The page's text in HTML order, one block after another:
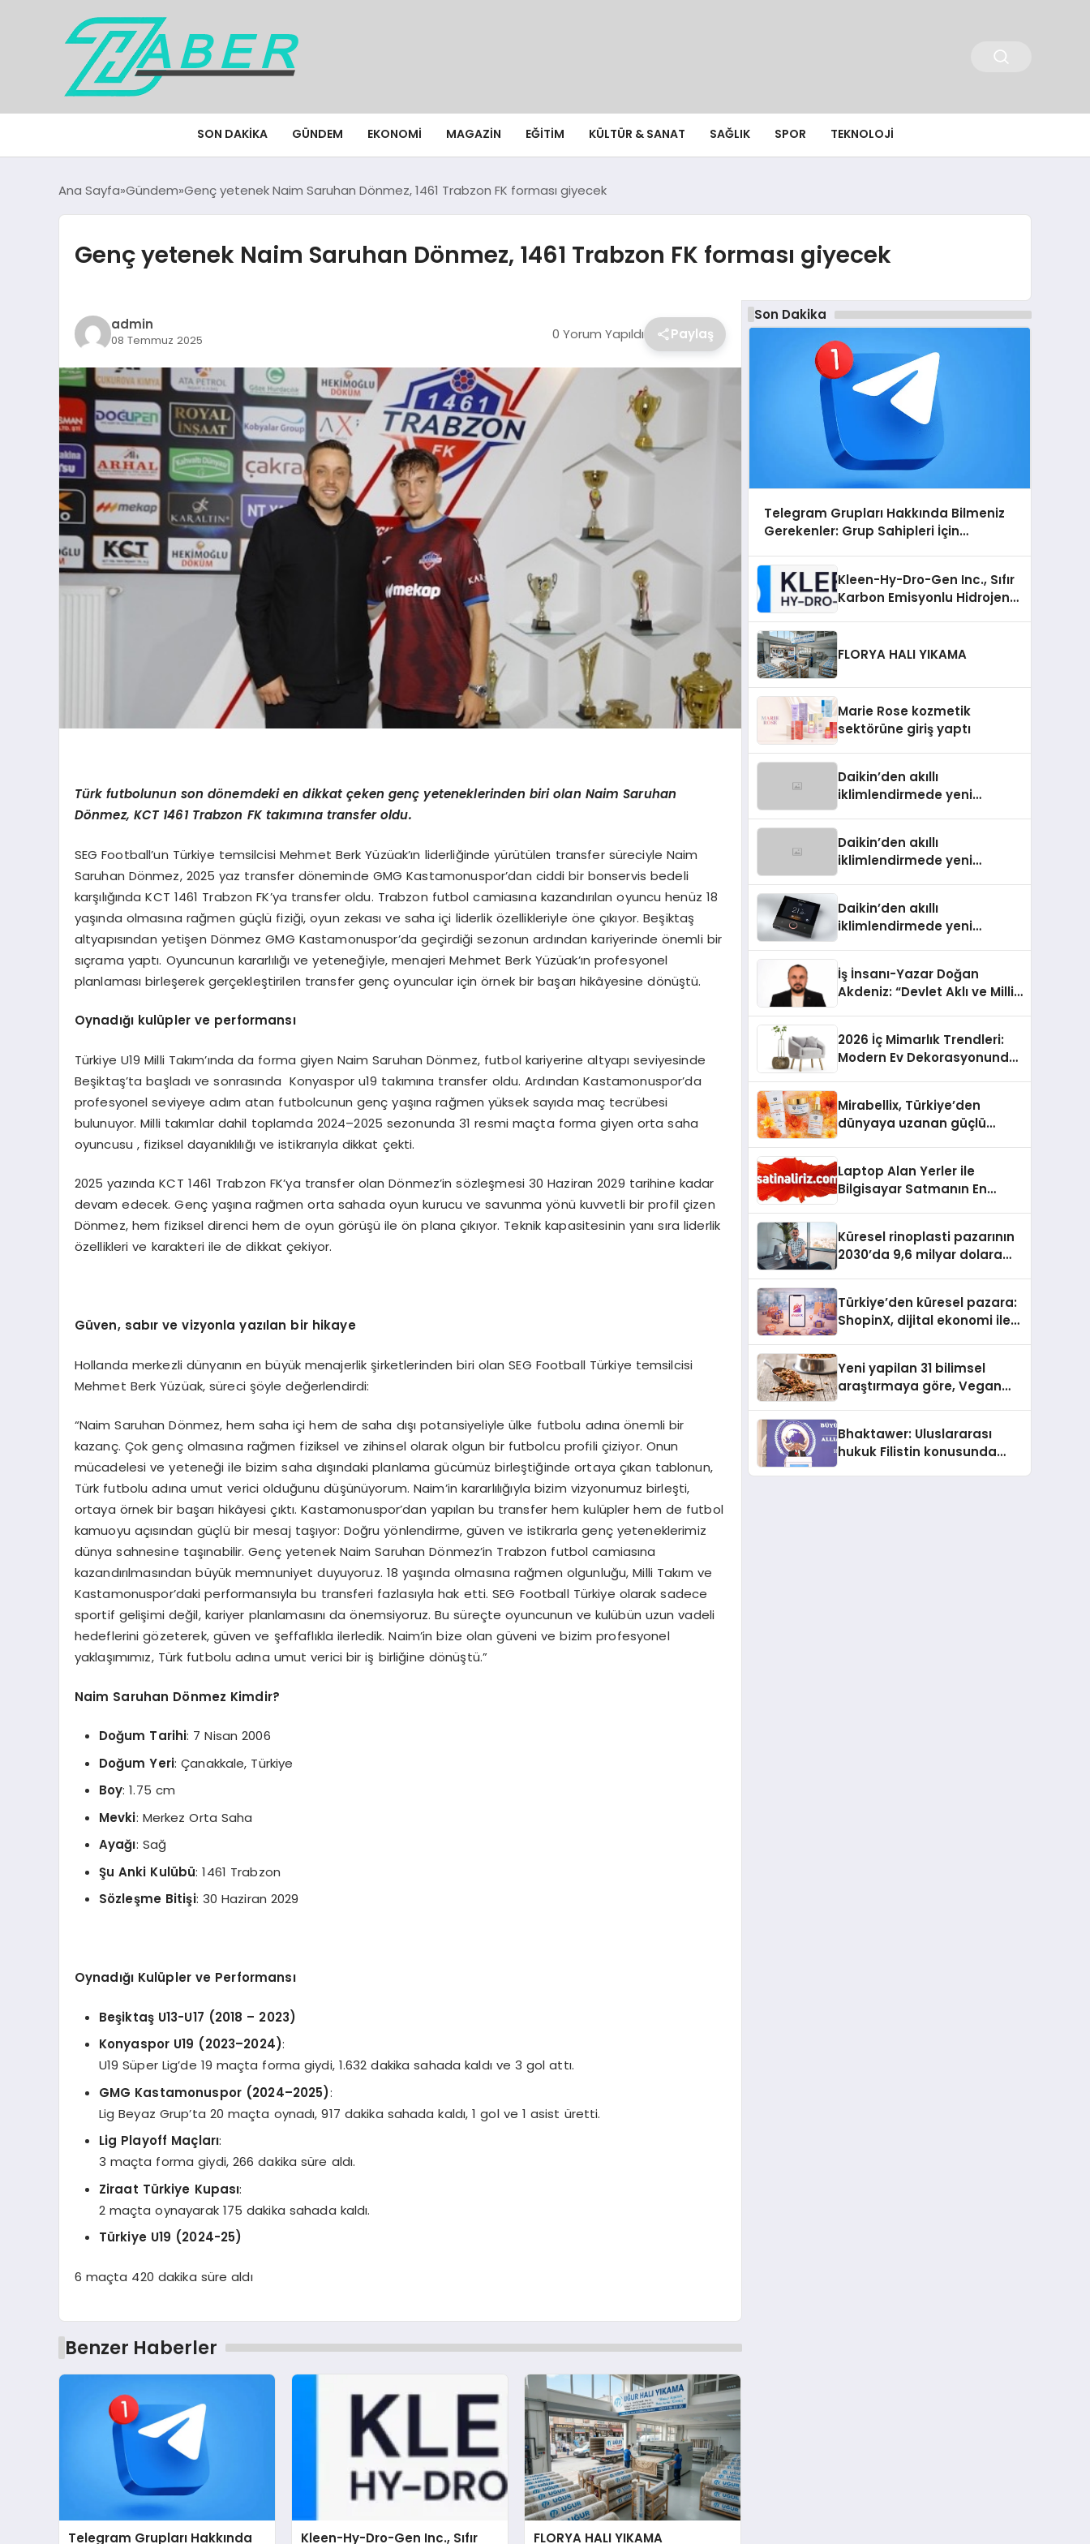
SON DAKIKA GÜNDEM EKONOMI MAGAZIN EĞITIM KÜLTÜR & SANAT SAĞLIK SPOR TEKNOLOJI
Ana Sayfa Gündem Genç yetenek Naim Saruhan Dönmez, 1461 Trabzon FK forması giyecek
Genç yetenek Naim Saruhan Dönmez, 1461 Trabzon FK forması giyecek
admin
08 Temmuz 2025 0 Yorum Yapıldı Paylaş
Türk futbolunun son dönemdeki en dikkat çeken genç yeteneklerinden biri olan Naim Saruhan
Dönmez, KCT 1461 Trabzon FK takımına transfer oldu.
SEG Football’un Türkiye temsilcisi Mehmet Berk Yüzüak’ın liderliğinde yürütülen transfer süreciyle Naim
Saruhan Dönmez, 2025 yaz transfer döneminde GMG Kastamonuspor’dan ciddi bir bonservis bedeli
karşılığında KCT 1461 Trabzon FK’ya transfer oldu. Trabzon futbol camiasına kazandırılan oyuncu henüz 18
yaşında olmasına rağmen güçlü fiziği, oyun zekası ve saha içi liderlik özellikleriyle öne çıkıyor. Beşiktaş
altyapısından yetişen Dönmez GMG Kastamonuspor’da geçirdiği sezonun ardından kariyerinde önemli bir
sıçrama yaptı. Oyuncunun kararlılığı ve yeteneğiyle, menajeri Mehmet Berk Yüzüak’ın profesyonel
planlaması birleşerek gerçekleştirilen transfer genç oyuncular için örnek bir başarı hikâyesine dönüştü.
Oynadığı kulüpler ve performansı
Türkiye U19 Milli Takım’ında da forma giyen Naim Saruhan Dönmez, futbol kariyerine altyapı seviyesinde
Beşiktaş’ta başladı ve sonrasında Konyaspor u19 takımına transfer oldu. Ardından Kastamonuspor’da
profesyonel seviyeye adım atan futbolcunun genç yaşına rağmen yüksek sayıda maç tecrübesi
bulunuyor. Milli takımlar dahil toplamda 2024–2025 sezonunda 31 resmi maçta forma giyen orta saha
oyuncusu , fiziksel dayanıklılığı ve istikrarıyla dikkat çekti.
2025 yazında KCT 1461 Trabzon FK’ya transfer olan Dönmez’in sözleşmesi 30 Haziran 2029 tarihine kadar
devam edecek. Genç yaşına rağmen orta sahada oyun kurucu ve savunma yönü kuvvetli bir profil çizen
Dönmez, hem fiziksel direnci hem de oyun görüşü ile ön plana çıkıyor. Teknik kapasitesinin yanı sıra liderlik
özellikleri ve karakteri ile de dikkat çekiyor.
Güven, sabır ve vizyonla yazılan bir hikaye
Hollanda merkezli dünyanın en büyük menajerlik şirketlerinden biri olan SEG Football Türkiye temsilcisi
Mehmet Berk Yüzüak, süreci şöyle değerlendirdi:
“Naim Saruhan Dönmez, hem saha içi hem de saha dışı potansiyeliyle ülke futbolu adına önemli bir
kazanç. Çok genç olmasına rağmen fiziksel ve zihinsel olarak olgun bir futbolcu profili çiziyor. Onun
mücadelesi ve yeteneği ile bizim saha dışındaki planlama gücümüz birleştiğinde ortaya çıkan tablonun,
Türk futbolu adına umut verici olduğunu düşünüyorum. Naim’in kararlılığıyla bizim vizyonumuz birleşti,
ortaya örnek bir başarı hikâyesi çıktı. Kastamonuspor’dan yapılan bu transfer hem kulüpler hem de futbol
kamuoyu açısından güçlü bir mesaj taşıyor: Doğru yönlendirme, güven ve istikrarla genç yeteneklerimiz
dünya sahnesine taşınabilir. Genç yetenek Naim Saruhan Dönmez’in Trabzon futbol camiasına
kazandırılmasından büyük memnuniyet duyuyoruz. 18 yaşında olmasına rağmen olgunluğu, Milli Takım ve
Kastamonuspor’daki performansıyla bu transferi fazlasıyla hak etti. SEG Football Türkiye olarak sadece
sportif gelişimi değil, kariyer planlamasını da önemsiyoruz. Bu süreçte oyuncunun ve kulübün uzun vadeli
hedeflerini gözeterek, güven ve şeffaflıkla ilerledik. Naim’in bize olan güveni ve bizim profesyonel
yaklaşımımız, Türk futbolu adına umut verici bir iş birliğine dönüştü.”
Naim Saruhan Dönmez Kimdir?
Doğum Tarihi: 7 Nisan 2006
Doğum Yeri: Çanakkale, Türkiye
Boy: 1.75 cm
Mevki: Merkez Orta Saha
Ayağı: Sağ
Şu Anki Kulübü: 1461 Trabzon
Sözleşme Bitişi: 30 Haziran 2029
Oynadığı Kulüpler ve Performansı
Beşiktaş U13-U17 (2018 – 2023)
Konyaspor U19 (2023–2024):
U19 Süper Lig’de 19 maçta forma giydi, 1.632 dakika sahada kaldı ve 3 gol attı.
GMG Kastamonuspor (2024–2025):
Lig Beyaz Grup’ta 20 maçta oynadı, 917 dakika sahada kaldı, 1 gol ve 1 asist üretti.
Lig Playoff Maçları:
3 maçta forma giydi, 266 dakika süre aldı.
Ziraat Türkiye Kupası:
2 maçta oynayarak 175 dakika sahada kaldı.
Türkiye U19 (2024-25)
6 maçta 420 dakika süre aldı
Benzer Haberler
Telegram Grupları Hakkında
Kleen-Hy-Dro-Gen Inc., Sıfır
FLORYA HALI YIKAMA
Son Dakika
Telegram Grupları Hakkında Bilmeniz
Gerekenler: Grup Sahipleri İçin
Kleen-Hy-Dro-Gen Inc., Sıfır
Karbon Emisyonlu Hidrojen
Aldı
FLORYA HALI YIKAMA
Marie Rose kozmetik
sektörüne giriş yaptı
Daikin’den akıllı
iklimlendirmede yeni
Daikin’den akıllı
iklimlendirmede yeni
Daikin’den akıllı
iklimlendirmede yeni
İş İnsanı-Yazar Doğan
Akdeniz: “Devlet Aklı ve Milli
2026 İç Mimarlık Trendleri:
Modern Ev Dekorasyonunda
Mirabellix, Türkiye’den
dünyaya uzanan güçlü
Laptop Alan Yerler ile
Bilgisayar Satmanın En
Küresel rinoplasti pazarının
2030’da 9,6 milyar dolara
Türkiye’den küresel pazara:
ShopinX, dijital ekonomi ile
Yeni yapilan 31 bilimsel
araştırmaya göre, Vegan
Sindirildiğini Ortaya Koydu
Bhaktawer: Uluslararası
hukuk Filistin konusunda